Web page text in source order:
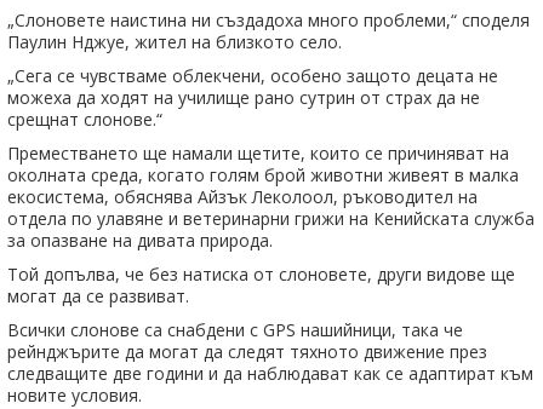
„Слоновете наистина ни създадоха много проблеми,“ споделя
Паулин Нджуе, жител на близкото село.
„Сега се чувстваме облекчени, особено защото децата не
можеха да ходят на училище рано сутрин от страх да не
срещнат слонове.“
Преместването ще намали щетите, които се причиняват на
околната среда, когато голям брой животни живеят в малка
екосистема, обяснява Айзък Леколоол, ръководител на
отдела по улавяне и ветеринарни грижи на Кенийската служба
за опазване на дивата природа.
Той допълва, че без натиска от слоновете, други видове ще
могат да се развиват.
Всички слонове са снабдени с GPS нашийници, така че
рейнджърите да могат да следят тяхното движение през
следващите две години и да наблюдават как се адаптират към
новите условия.